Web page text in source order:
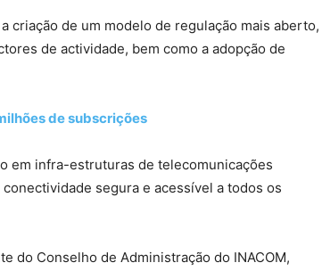
criação de um modelo de regulação mais aberto,
de actividade, bem como a adopção de
de subscrições
em infra-estruturas de telecomunicações
segura e acessível a todos os
do Conselho de Administração do INACOM,